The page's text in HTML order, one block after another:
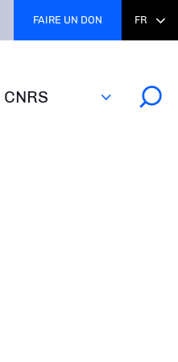
CNRS
FAIRE UN DON FR